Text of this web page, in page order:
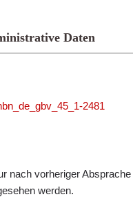
Daten
2481
nach vorheriger
werden.